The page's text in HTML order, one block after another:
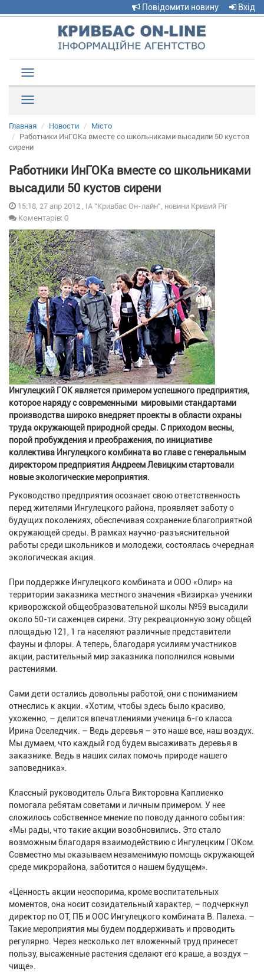
Повідомити новину Вхід
navigation
Главная Новости
Місто
Работники ИнГОКа вместе со школьниками высадили 50 кустов
сирени
Работники ИнГОКа вместе со школьниками
высадили 50 кустов сирени
15:18, 27 апр 2012 , ІА "Кривбас Он-лайн", новини Кривий Ріг
Коментарів: 0
Ингулецкий ГОК является примером успешного предприятия,
которое наряду с современными мировыми стандартами
производства широко внедряет проекты в области охраны
труда окружающей природной среды. С приходом весны,
порой пробуждения и преображения, по инициативе
коллектива Ингулецкого комбината во главе с генеральным
директором предприятия Андреем Левицким стартовали
новые экологические мероприятия.
Руководство предприятия осознает свою ответственность
перед жителями Ингулецкого района, проявляет заботу о
будущих поколениях, обеспечивая сохранение благоприятной
окружающей среды. В рамках научно-разъяснительной
работы среди школьников и молодежи, состоялась очередная
экологическая акция.
При поддержке Ингулецкого комбината и ООО «Олир» на
территории заказника местного значения «Визирка» ученики
криворожской общеобразовательной школы №59 высадили
около 50-ти саженцев сирени. Эту рекреационную зону общей
площадью 121, 1 га населяют различные представители
фауны и флоры. А теперь, благодаря усилиям участников
акции, растительный мир заказника пополнился новыми
растениями.
Сами дети остались довольны работой, они с пониманием
отнеслись к акции. «Хотим, чтобы здесь было красиво,
ухоженно, – делится впечатлениями ученица 6-го класса
Ирина Оселедчик. – Ведь деревья – это наше все, наш воздух.
Мы думаем, что каждый год будем высаживать деревья в
заказнике. Ведь в наших силах помочь природе нашего
заповедника».
Классный руководитель Ольга Викторовна Каплиенко
помогала ребятам советами и личным примером. У нее
сложилось собственное мнение по поводу данного события:
«Мы рады, что такие акции возобновились. Это стало
возможным благодаря взаимодействию с Ингулецким ГОКом.
Совместно мы оказываем незаменимую помощь окружающей
среде микрорайона, заботится о нашем будущем».
«Ценность акции неоспорима, кроме воспитательных
моментов, она носит созидательный характер, – подчеркнул
директор по ОТ, ПБ и ООС Ингулецкого комбината В. Палеха. –
Такие мероприятия мы будем поддерживать и проводить
регулярно. Через несколько лет вложенный труд принесет
пользу, высаженные растения сделают его краше, а воздух –
чище».